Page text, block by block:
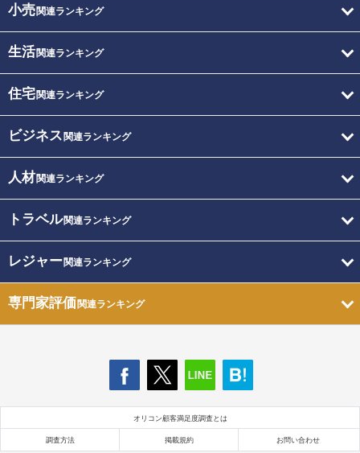
小売関連ランキング
生活関連ランキング
住宅関連ランキング
ビジネス 関連ランキング
人材関連ランキング
トラベル関連ランキング
レジャー関連ランキング
専門家評価関連ランキング
オリコン顧客満足度調査とは
調査方法 掲載規約 お問い合わせ